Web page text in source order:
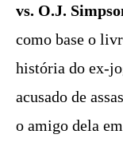
vs. O.J.
como base o
história do ex-
acusado de
o amigo dela